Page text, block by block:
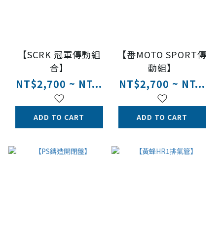
【SCRK 冠軍傳動組
合】
NT$2,700 ~ NT...
ADD TO CART
【番MOTO SPORT傳
動組】
NT$2,700 ~ NT...
ADD TO CART